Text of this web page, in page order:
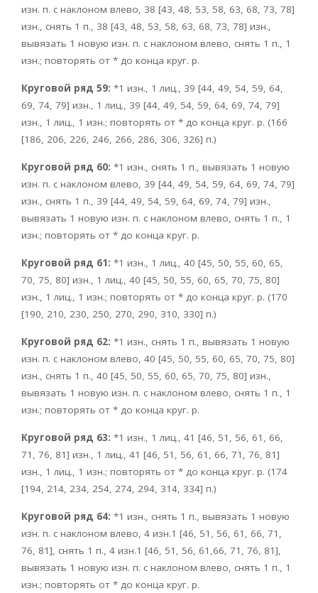
изн. п. с наклоном влево, 38 [43, 48, 53, 58, 63, 68, 73, 78]
изн., снять 1 п., 38 [43, 48, 53, 58, 63, 68, 73, 78] изн.,
вывязать 1 новую изн. п. с наклоном влево, снять 1 п., 1
изн.; повторять от * до конца круг. р.
Круговой ряд 59: *1 изн., 1 лиц., 39 [44, 49, 54, 59, 64,
69, 74, 79] изн., 1 лиц., 39 [44, 49, 54, 59, 64, 69, 74, 79]
изн., 1 лиц., 1 изн.; повторять от * до конца круг. р. (166
[186, 206, 226, 246, 266, 286, 306, 326] п.)
Круговой ряд 60: *1 изн., снять 1 п., вывязать 1 новую
изн. п. с наклоном влево, 39 [44, 49, 54, 59, 64, 69, 74, 79]
изн., снять 1 п., 39 [44, 49, 54, 59, 64, 69, 74, 79] изн.,
вывязать 1 новую изн. п. с наклоном влево, снять 1 п., 1
изн.; повторять от * до конца круг. р.
Круговой ряд 61: *1 изн., 1 лиц., 40 [45, 50, 55, 60, 65,
70, 75, 80] изн., 1 лиц., 40 [45, 50, 55, 60, 65, 70, 75, 80]
изн., 1 лиц., 1 изн.; повторять от * до конца круг. р. (170
[190, 210, 230, 250, 270, 290, 310, 330] п.)
Круговой ряд 62: *1 изн., снять 1 п., вывязать 1 новую
изн. п. с наклоном влево, 40 [45, 50, 55, 60, 65, 70, 75, 80]
изн., снять 1 п., 40 [45, 50, 55, 60, 65, 70, 75, 80] изн.,
вывязать 1 новую изн. п. с наклоном влево, снять 1 п., 1
изн.; повторять от * до конца круг. р.
Круговой ряд 63: *1 изн., 1 лиц., 41 [46, 51, 56, 61, 66,
71, 76, 81] изн., 1 лиц., 41 [46, 51, 56, 61, 66, 71, 76, 81]
изн., 1 лиц., 1 изн.; повторять от * до конца круг. р. (174
[194, 214, 234, 254, 274, 294, 314, 334] п.)
Круговой ряд 64: *1 изн., снять 1 п., вывязать 1 новую
изн. п. с наклоном влево, 4 изн.1 [46, 51, 56, 61, 66, 71,
76, 81], снять 1 п., 4 изн.1 [46, 51, 56, 61,66, 71, 76, 81],
вывязать 1 новую изн. п. с наклоном влево, снять 1 п., 1
изн.; повторять от * до конца круг. р.